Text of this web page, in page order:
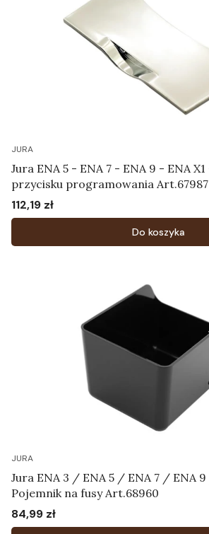
JURA
Jura ENA 5 - ENA 7 - ENA 9 - ENA X1 - Pokrywa
przycisku programowania Art.67987
Cena
112,19 zł
Do koszyka
JURA
Jura ENA 3 / ENA 5 / ENA 7 / ENA
Pojemnik na fusy Art.68960
Cena
84,99 zł